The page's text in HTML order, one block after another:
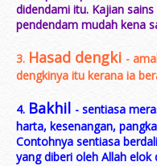
didendami itu. Kajian
pendendam mudah kena
3. Hasad dengki -
dengkinya itu kerana ia
4. Bakhil - sentiasa
harta, kesenangan,
Contohnya sentiasa
yang diberi oleh Allah